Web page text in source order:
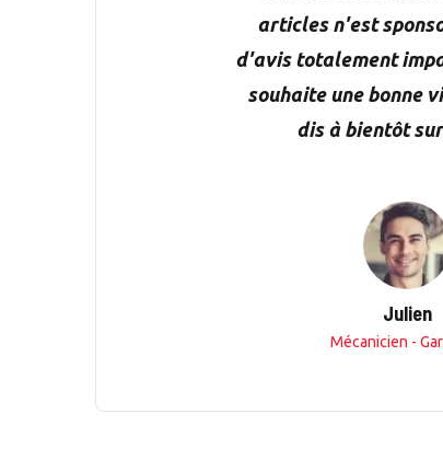
articles n'est
d'avis totalement
souhaite une bonne
dis à bientôt
Julien
Mécanicien -